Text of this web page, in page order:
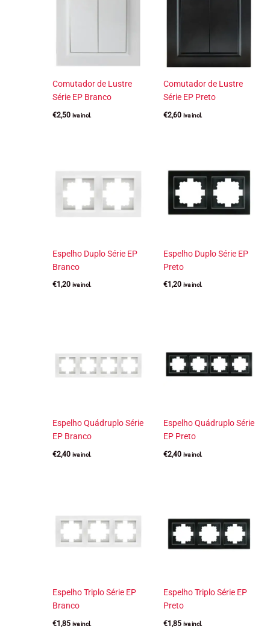
Comutador de Lustre
Série EP Branco
€2,50 iva incl.
Comutador de Lustre
Série EP Preto
€2,60 iva incl.
Espelho Duplo Série EP
Branco
€1,20 iva incl.
Espelho Duplo Série EP
Preto
€1,20 iva incl.
Espelho Quádruplo Série
EP Branco
€2,40 iva incl.
Espelho Quádruplo Série
EP Preto
€2,40 iva incl.
Espelho Triplo Série EP
Branco
€1,85 iva incl.
Espelho Triplo Série EP
Preto
€1,85 iva incl.